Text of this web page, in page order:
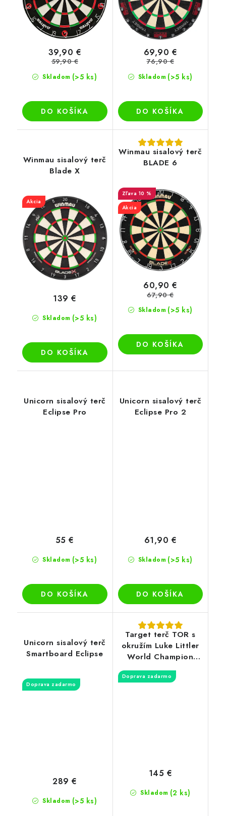
Skladom (>5 ks)
39,90 €
59,90 €
DO KOŠÍKA
Skladom (>5 ks)
69,90 €
76,90 €
DO KOŠÍKA
Winmau sisalový terč
Blade X
Akcia
Skladom (>5 ks)
139 €
DO KOŠÍKA
Winmau sisalový terč
BLADE 6
10 %
Akcia
Skladom (>5 ks)
60,90 €
67,90 €
DO KOŠÍKA
Unicorn sisalový terč
Eclipse Pro
Skladom (>5 ks)
55 €
DO KOŠÍKA
Unicorn sisalový terč
Eclipse Pro 2
Skladom (>5 ks)
61,90 €
DO KOŠÍKA
Unicorn sisalový terč
Smartboard Eclipse
Doprava zadarmo
Skladom (>5 ks)
289 €
Target terč TOR s
okružím Luke Littler
World Champion
2025
Doprava zadarmo
Skladom (2 ks)
145 €